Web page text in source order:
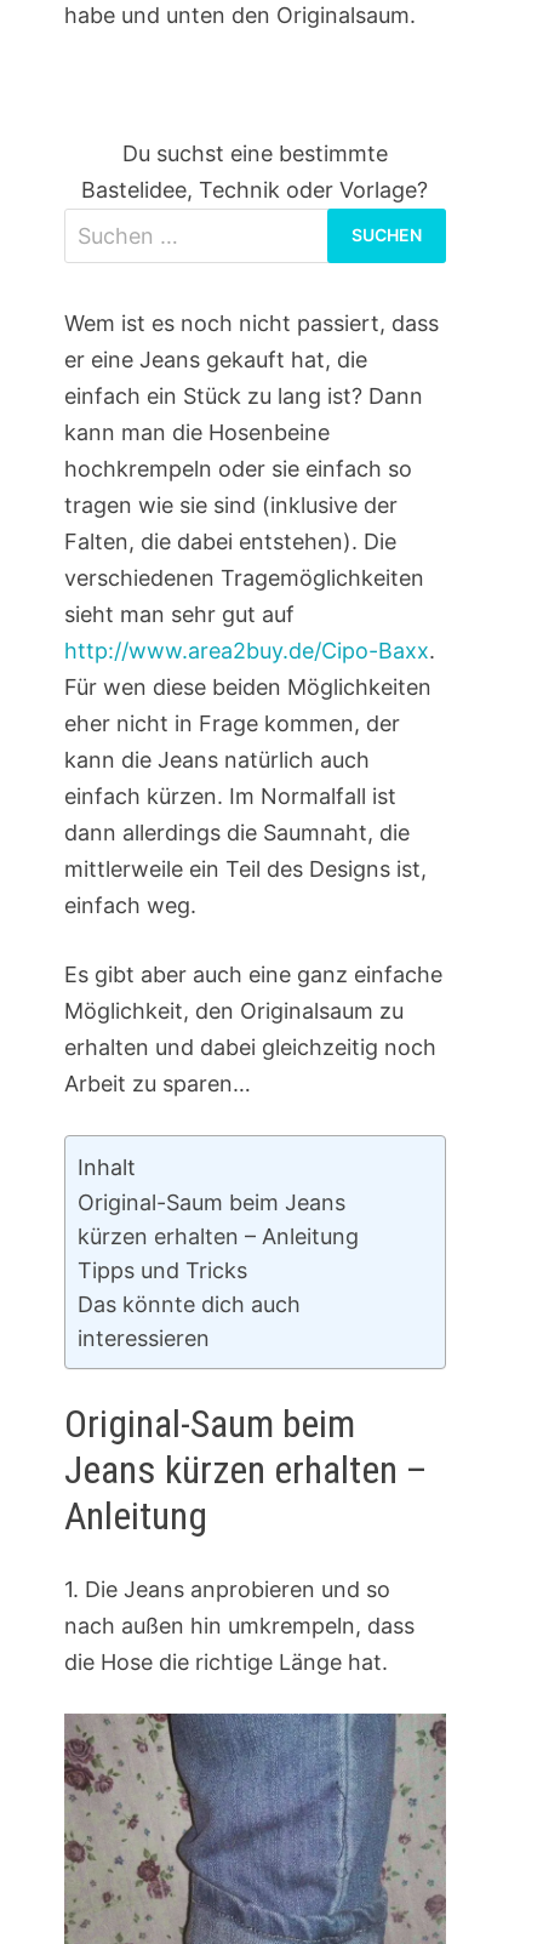
habe und unten den Originalsaum.
Du suchst eine bestimmte
Bastelidee, Technik oder Vorlage?
nach:
Wem ist es noch nicht passiert, dass
er eine Jeans gekauft hat, die
einfach ein Stück zu lang ist? Dann
kann man die Hosenbeine
hochkrempeln oder sie einfach so
tragen wie sie sind (inklusive der
Falten, die dabei entstehen). Die
verschiedenen Tragemöglichkeiten
sieht man sehr gut auf
http://www.area2buy.de/Cipo-Baxx.
Für wen diese beiden Möglichkeiten
eher nicht in Frage kommen, der
kann die Jeans natürlich auch
einfach kürzen. Im Normalfall ist
dann allerdings die Saumnaht, die
mittlerweile ein Teil des Designs ist,
einfach weg.
Es gibt aber auch eine ganz einfache
Möglichkeit, den Originalsaum zu
erhalten und dabei gleichzeitig noch
Arbeit zu sparen…
Inhalt
Original-Saum beim Jeans
kürzen erhalten – Anleitung
Tipps und Tricks
Das könnte dich auch
interessieren
Original-Saum beim
Jeans kürzen erhalten –
Anleitung
1. Die Jeans anprobieren und so
nach außen hin umkrempeln, dass
die Hose die richtige Länge hat.